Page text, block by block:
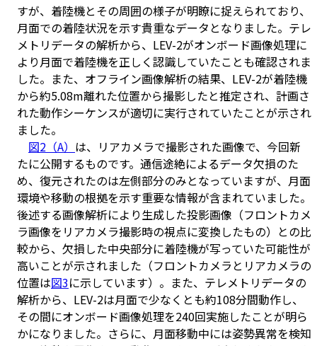
すが、着陸機とその周囲の様子が明瞭に捉えられており、
月面での着陸状況を示す貴重なデータとなりました。テレ
メトリデータの解析から、LEV-2がオンボード画像処理に
より月面で着陸機を正しく認識していたことも確認されま
した。また、オフライン画像解析の結果、LEV-2が着陸機
から約5.08m離れた位置から撮影したと推定され、計画さ
れた動作シーケンスが適切に実行されていたことが示され
ました。
図2（A） は、リアカメラで撮影された画像で、今回新
たに公開するものです。通信途絶によるデータ欠損のた
め、復元されたのは左側部分のみとなっていますが、月面
環境や移動の根拠を示す重要な情報が含まれていました。
後述する画像解析により生成した投影画像（フロントカメ
ラ画像をリアカメラ撮影時の視点に変換したもの）との比
較から、欠損した中央部分に着陸機が写っていた可能性が
高いことが示されました（フロントカメラとリアカメラの
位置は図3に示しています）。また、テレメトリデータの
解析から、LEV-2は月面で少なくとも約108分間動作し、
その間にオンボード画像処理を240回実施したことが明ら
かになりました。さらに、月面移動中には姿勢異常を検知